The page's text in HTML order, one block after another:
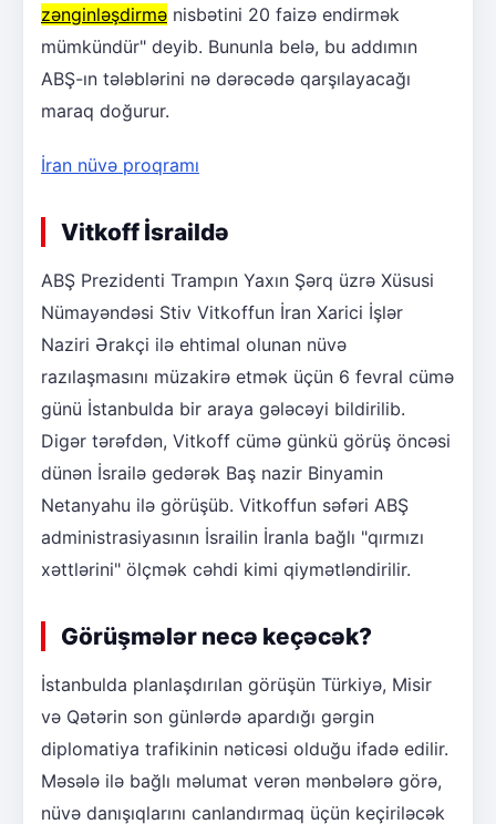
zənginləşdirmə nisbətini 20 faizə endirmək
mümkündür" deyib. Bununla belə, bu addımın
ABŞ-ın tələblərini nə dərəcədə qarşılayacağı
maraq doğurur.
İran nüvə proqramı
Vitkoff İsraildə
ABŞ Prezidenti Trampın Yaxın Şərq üzrə Xüsusi
Nümayəndəsi Stiv Vitkoffun İran Xarici İşlər
Naziri Ərakçi ilə ehtimal olunan nüvə
razılaşmasını müzakirə etmək üçün 6 fevral cümə
günü İstanbulda bir araya gələcəyi bildirilib.
Digər tərəfdən, Vitkoff cümə günkü görüş öncəsi
dünən İsrailə gedərək Baş nazir Binyamin
Netanyahu ilə görüşüb. Vitkoffun səfəri ABŞ
administrasiyasının İsrailin İranla bağlı "qırmızı
xəttlərini" ölçmək cəhdi kimi qiymətləndirilir.
Görüşmələr necə keçəcək?
İstanbulda planlaşdırılan görüşün Türkiyə, Misir
və Qətərin son günlərdə apardığı gərgin
diplomatiya trafikinin nəticəsi olduğu ifadə edilir.
Məsələ ilə bağlı məlumat verən mənbələrə görə,
nüvə danışıqlarını canlandırmaq üçün keçiriləcək